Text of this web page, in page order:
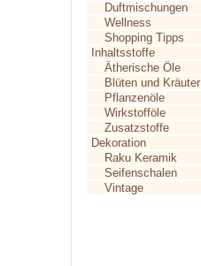
Duftmischungen
Wellness
Shopping Tipps
Inhaltsstoffe
Ätherische Öle
Blüten und Kräuter
Pflanzenöle
Wirkstofföle
Zusatzstoffe
Dekoration
Raku Keramik
Seifenschalen
Vintage